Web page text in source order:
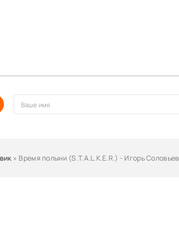
» Время полыни (S.T.A.L.K.E.R.) - Игорь Соловьев